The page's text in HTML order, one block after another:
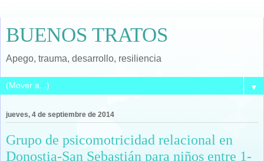
BUENOS TRATOS
Apego, trauma, desarrollo, resiliencia
▼
jueves, 4 de septiembre de 2014
Grupo de psicomotricidad relacional en
Donostia-San Sebastián para niños entre 1-